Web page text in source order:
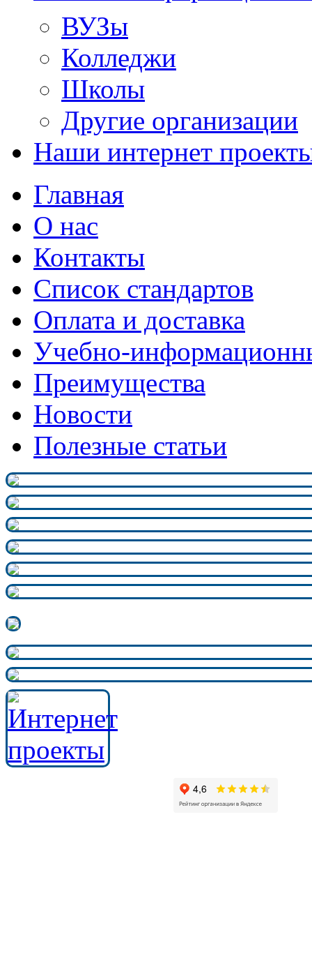
ВУЗы
Колледжи
Школы
Другие организации
Наши интернет
Главная
О нас
Контакты
Список стандартов
Оплата и доставка
Учебно-
Преимущества
Новости
Полезные статьи